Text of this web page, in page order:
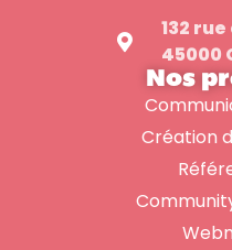
132
45000
Nos
Création